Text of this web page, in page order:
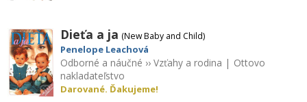
Dieťa a ja (New Baby and Child)
Penelope Leachová
Odborné a náučné ››Vzťahy a rodina | Ottovo
nakladateľstvo
Darované. Ďakujeme!